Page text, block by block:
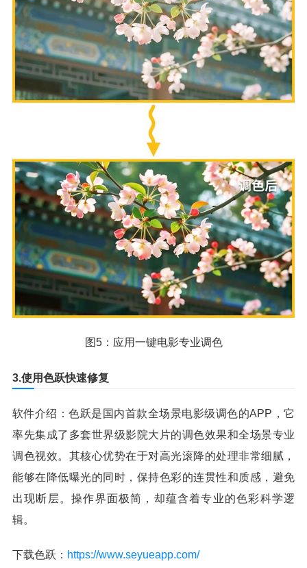
图5：应用一键电影专业调色
3.使用色跃快速修复
软件介绍：色跃是国内首款全场景电影级调色的APP，它
率先集成了多套世界级影院大片的调色效果和全场景专业
调色视效。其核心优势在于对高光滚降的处理非常细腻，
能够在降低曝光的同时，保持色彩的连贯性和质感，避免
出现断层。操作界面极简，却蕴含着专业的色彩科学逻
辑。
下载色跃： https://www.seyueapp.com/